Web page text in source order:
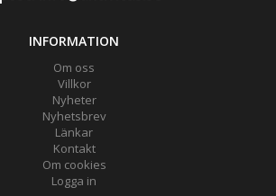
INFORMATION
Om oss
Villkor
Nyheter
Nyhetsbrev
Länkar
Kontakt
Om cookies
Logga in